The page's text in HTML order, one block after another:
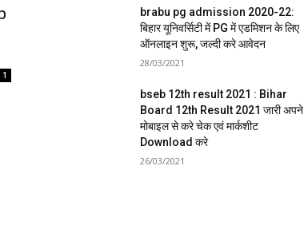
1
brabu pg admission 2020-22:
बिहार यूनिवर्सिटी में PG में एडमिशन के लिए
ऑनलाइन शुरू, जल्दी करे आवेदन
28/03/2021
bseb 12th result 2021 : Bihar
Board 12th Result 2021 जारी अपने
मोबाइल से करे चेक एवं मार्कशीट
Download करे
26/03/2021